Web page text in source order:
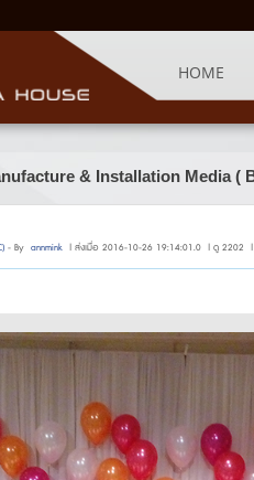
HOME
& Installation Media (
- By annmink | ส่งเมื่อ 2016-10-26 19:14:01.0 | ดู 2202 |